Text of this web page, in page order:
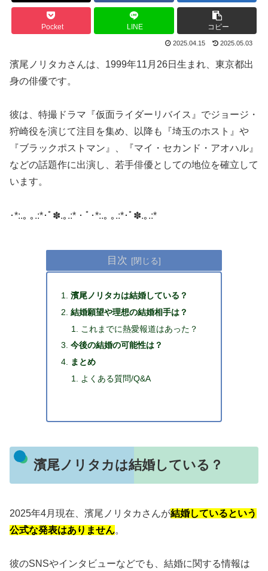
Pocket LINE コピー
2025.04.15 2025.05.03
濱尾ノリタカさんは、1999年11月26日生まれ、東京都出
身の俳優です。
彼は、特撮ドラマ『仮面ライダーリバイス』でジョージ・
狩崎役を演じて注目を集め、以降も『埼玉のホスト』や
『ブラックポストマン』、『マイ・セカンド・アオハル』
などの話題作に出演し、若手俳優としての地位を確立して
います。
​･*:.｡ ｡.:*･ﾟ✽.｡.:*・ﾟ･*:.｡ ｡.:*･ﾟ✽.｡.:*
目次
濱尾ノリタカは結婚している？
結婚願望や理想の結婚相手は？
これまでに熱愛報道はあった？
今後の結婚の可能性は？
まとめ
よくある質問/Q&A
濱尾ノリタカは結婚している？
2025年4月現在、濱尾ノリタカさんが結婚しているという
公式な発表はありません。
彼のSNSやインタビューなどでも、結婚に関する情報は